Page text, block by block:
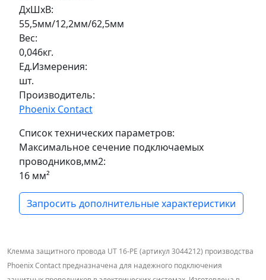
ДxШxВ:
55,5мм/12,2мм/62,5мм
Вес:
0,046кг.
Ед.Измерения:
шт.
Производитель:
Phoenix Contact
Список технических параметров:
Максимальное сечение подключаемых
проводников,мм2:
16 мм²
Запросить дополнительные характеристики
Клемма защитного провода UT 16-PE (артикул 3044212) производства
Phoenix Contact предназначена для надежного подключения